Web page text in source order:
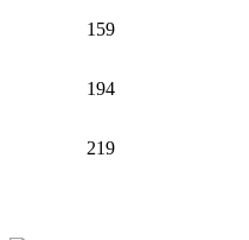
159
194
219